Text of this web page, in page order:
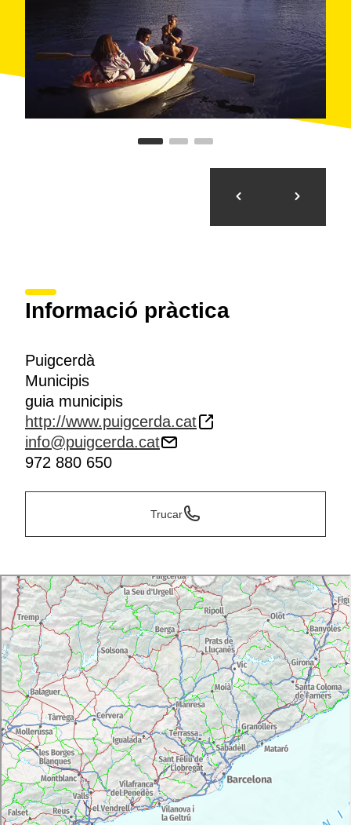
Informació pràctica
Puigcerdà
Municipis
guia municipis
http://www.puigcerda.cat
info@puigcerda.cat
972 880 650
Trucar